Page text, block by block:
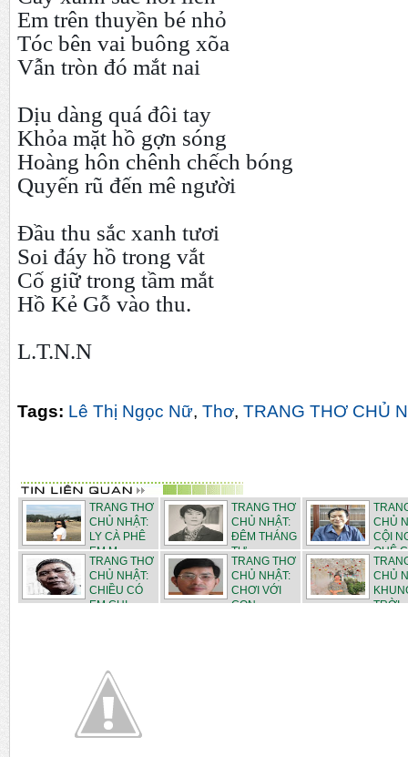
Em trên thuyền bé nhỏ
Tóc bên vai buông xõa
Vẫn tròn đó mắt nai
Dịu dàng quá đôi tay
Khỏa mặt hồ gợn sóng
Hoàng hôn chênh chếch bóng
Quyến rũ đến mê người
Đầu thu sắc xanh tươi
Soi đáy hồ trong vắt
Cố giữ trong tầm mắt
Hồ Kẻ Gỗ vào thu.
L.T.N.N
Tags: Lê Thị Ngọc Nữ, Thơ, TRANG THƠ CHỦ
TRANG THƠ
CHỦ NHẬT:
LY CÀ PHÊ
EM M...
TRANG THƠ
CHỦ NHẬT:
ĐÊM THÁNG
TƯ - ...
CHỦ
CỘI
QUÊ
TRANG THƠ
CHỦ NHẬT:
CHIỀU CÓ
EM CHI...
TRANG THƠ
CHỦ NHẬT:
CHƠI VỚI
CON - ...
CHỦ
TRỜI